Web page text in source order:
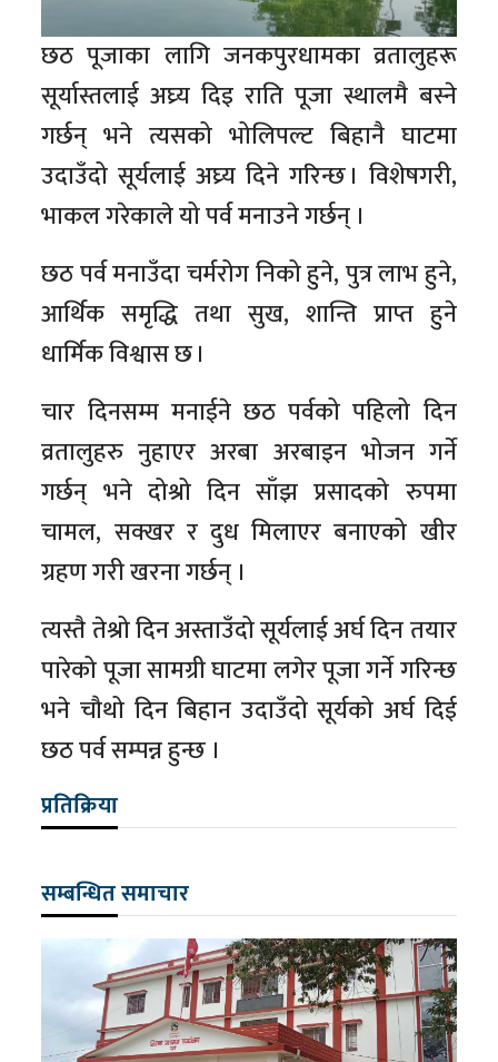
छठ पूजाका लागि जनकपुरधामका व्रतालुहरू
सूर्यास्तलाई अघ्र्य दिइ राति पूजा स्थालमै बस्ने
गर्छन् भने त्यसको भोलिपल्ट बिहानै घाटमा
उदाउँदो सूर्यलाई अघ्र्य दिने गरिन्छ । विशेषगरी,
भाकल गरेकाले यो पर्व मनाउने गर्छन् ।
छठ पर्व मनाउँदा चर्मरोग निको हुने, पुत्र लाभ हुने,
आर्थिक समृद्धि तथा सुख, शान्ति प्राप्त हुने
धार्मिक विश्वास छ ।
चार दिनसम्म मनाईने छठ पर्वको पहिलो दिन
व्रतालुहरु नुहाएर अरबा अरबाइन भोजन गर्ने
गर्छन् भने दोश्रो दिन साँझ प्रसादको रुपमा
चामल, सक्खर र दुध मिलाएर बनाएको खीर
ग्रहण गरी खरना गर्छन् ।
त्यस्तै तेश्रो दिन अस्ताउँदो सूर्यलाई अर्घ दिन तयार
पारेको पूजा सामग्री घाटमा लगेर पूजा गर्ने गरिन्छ
भने चौथो दिन बिहान उदाउँदो सूर्यको अर्घ दिई
छठ पर्व सम्पन्न हुन्छ ।
प्रतिक्रिया
सम्बन्धित समाचार